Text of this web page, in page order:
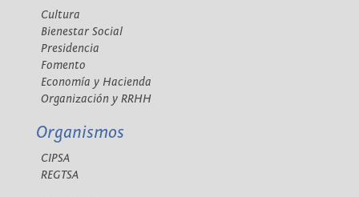
Cultura
Bienestar Social
Presidencia
Fomento
Economía y Hacienda
Organización y RRHH
Organismos
CIPSA
REGTSA